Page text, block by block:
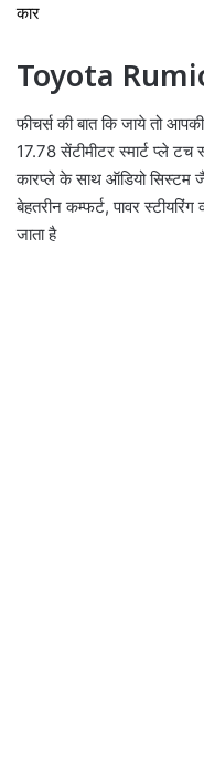
कार
Toyota
फीचर्स की बात कि जाये तो
17.78 सेंटीमीटर स्मार्ट प्ले
कारप्ले के साथ ऑडियो सिस्टम
बेहतरीन कम्फर्ट, पावर स्टीयरिंग
जाता है